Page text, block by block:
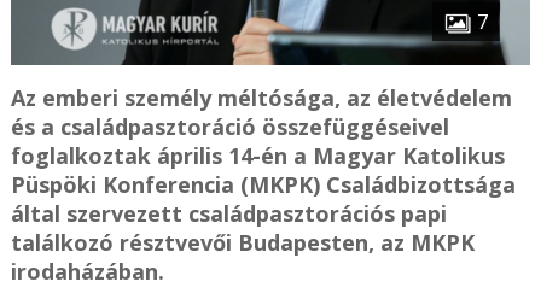
7
Az emberi személy méltósága, az életvédelem
és a családpasztoráció összefüggéseivel
foglalkoztak április 14-én a Magyar Katolikus
Püspöki Konferencia (MKPK) Családbizottsága
által szervezett családpasztorációs papi
találkozó résztvevői Budapesten, az MKPK
irodaházában.